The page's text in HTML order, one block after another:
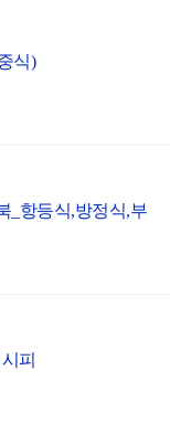
식)
_항등식,방정식,부
피